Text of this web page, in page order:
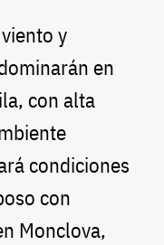
y
en
con alta
condiciones
con
Monclova,